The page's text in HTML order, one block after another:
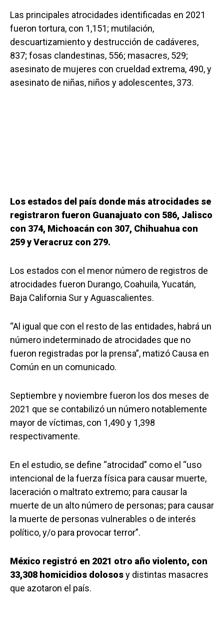
Las principales atrocidades identificadas en 2021
fueron tortura, con 1,151; mutilación,
descuartizamiento y destrucción de cadáveres,
837; fosas clandestinas, 556; masacres, 529;
asesinato de mujeres con crueldad extrema, 490, y
asesinato de niñas, niños y adolescentes, 373.
Los estados del país donde más atrocidades se
registraron fueron Guanajuato con 586, Jalisco
con 374, Michoacán con 307, Chihuahua con
259 y Veracruz con 279.
Los estados con el menor número de registros de
atrocidades fueron Durango, Coahuila, Yucatán,
Baja California Sur y Aguascalientes.
“Al igual que con el resto de las entidades, habrá un
número indeterminado de atrocidades que no
fueron registradas por la prensa”, matizó Causa en
Común en un comunicado.
Septiembre y noviembre fueron los dos meses de
2021 que se contabilizó un número notablemente
mayor de víctimas, con 1,490 y 1,398
respectivamente.
En el estudio, se define “atrocidad” como el “uso
intencional de la fuerza física para causar muerte,
laceración o maltrato extremo; para causar la
muerte de un alto número de personas; para causar
la muerte de personas vulnerables o de interés
político, y/o para provocar terror”.
México registró en 2021 otro año violento, con
33,308 homicidios dolososy distintas masacres
que azotaron el país.